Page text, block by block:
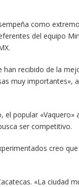
como
del equipo
recibido de la
muy importantes»,
popular «Vaquero»
ser competitivo.
creo
«La ciudad